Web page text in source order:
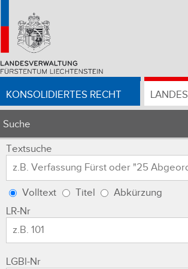
KONSOLIDIERTES RECHT
Suche
Textsuche
Volltext Titel
Abkürzung
LR-Nr
LGBl-Nr